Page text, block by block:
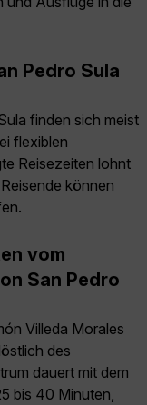
Pedro Sula
finden sich meist
flexiblen
Reisezeiten lohnt
können
vom
San Pedro
Villeda Morales
des
dauert mit dem
bis 40 Minuten,